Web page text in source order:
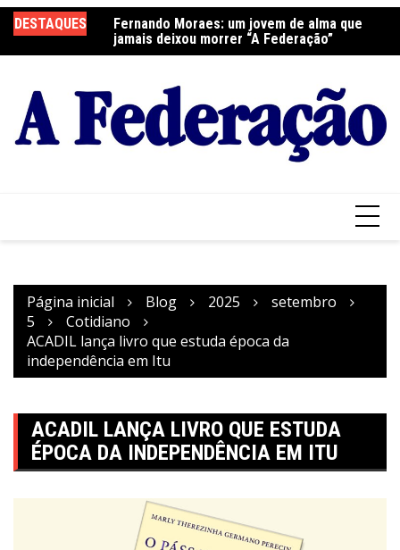
para
o
DESTAQUES
Fernando Moraes: um jovem de alma que
jamais deixou morrer “A Federação”
Curso Oração e Vida na Paróquia São José
Página inicial Blog 2025
setembro
5
Cotidiano
ACADIL lança livro que estuda época da
independência em Itu
ACADIL LANÇA LIVRO QUE ESTUDA
ÉPOCA DA INDEPENDÊNCIA EM ITU